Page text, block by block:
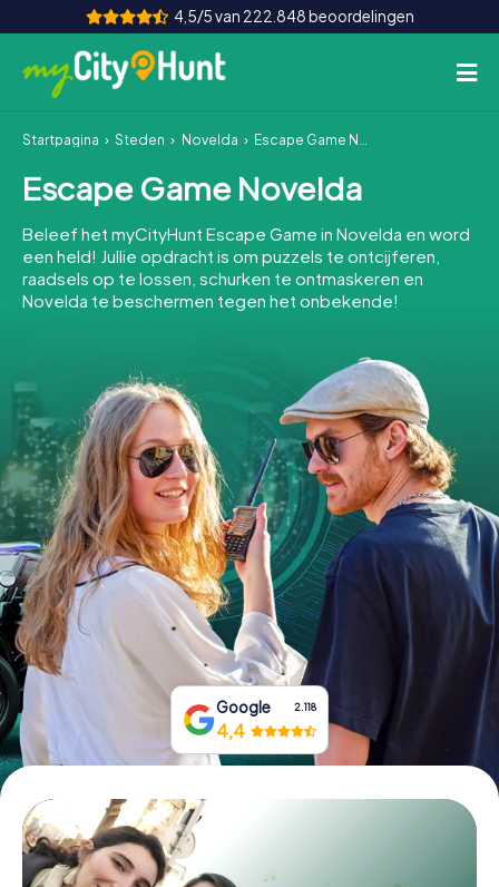
4,5/5 van 222.848 beoordelingen
Hoe het werkt
Steden
Tours
Teamevenement
INT AT CH
DE
ES
FR UK
IE
IT
NL
Boek tickets
Koop cadeaubonnen
Startpagina Steden Novelda Escape Game Novelda
Escape Game Novelda
Beleef het myCityHunt Escape Game in Novelda en word
een held! Jullie opdracht is om puzzels te ontcijferen,
raadsels op te lossen, schurken te ontmaskeren en
Novelda te beschermen tegen het onbekende!
Google 2.118
4,4